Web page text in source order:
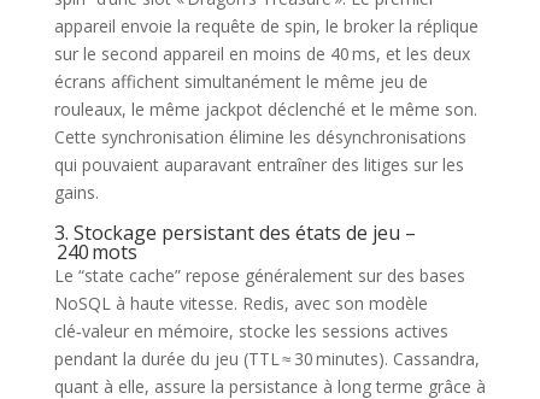
appareil envoie la requête de spin, le broker la réplique
sur le second appareil en moins de 40 ms, et les deux
écrans affichent simultanément le même jeu de
rouleaux, le même jackpot déclenché et le même son.
Cette synchronisation élimine les désynchronisations
qui pouvaient auparavant entraîner des litiges sur les
gains.
3. Stockage persistant des états de jeu –
240 mots
Le “state cache” repose généralement sur des bases
NoSQL à haute vitesse. Redis, avec son modèle
clé‑valeur en mémoire, stocke les sessions actives
pendant la durée du jeu (TTL ≈ 30 minutes). Cassandra,
quant à elle, assure la persistance à long terme grâce à